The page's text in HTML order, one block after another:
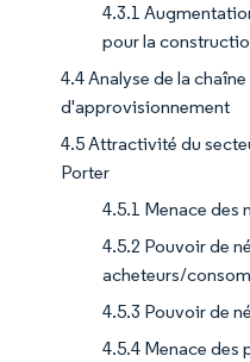
4.3.1
pour la
4.4 Analyse de la
d'approvisionnement
4.5 Attractivité du
Porter
4.5.1 Menace des
4.5.2 Pouvoir de
acheteurs/
4.5.3 Pouvoir de
4.5.4 Menace des